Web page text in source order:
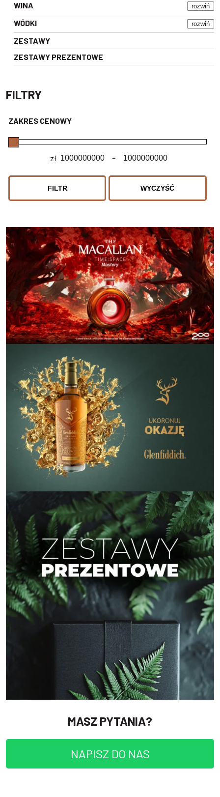
WINA rozwiń
WÓDKI rozwiń
ZESTAWY
ZESTAWY PREZENTOWE
FILTRY
ZAKRES CENOWY
zł Minimum Price
-
Maximum Price
FILTR WYCZYŚĆ
MASZ PYTANIA?
NAPISZ DO NAS